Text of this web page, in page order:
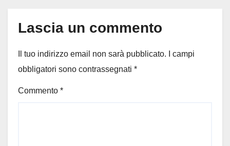
Lascia un commento
Il tuo indirizzo email non sarà pubblicato.
I campi
obbligatori sono contrassegnati *
Commento *